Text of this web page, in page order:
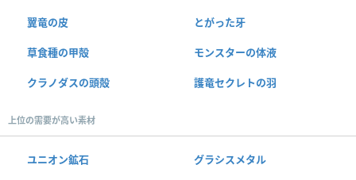
翼竜の皮 とがった牙
草食種の甲殻 モンスターの体液
クラノダスの頭殻 護竜セクレトの羽
上位の需要が高い素材
ユニオン鉱石 グラシスメタル